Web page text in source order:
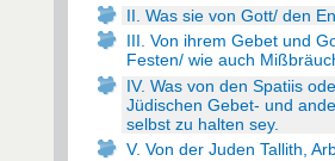
II. Was sie von Gott/ den
III. Von ihrem Gebet und
Festen/ wie auch
IV. Was von den Spatiis
Jüdischen Gebet- und
selbst zu halten sey.
V. Von der Juden Tallith,